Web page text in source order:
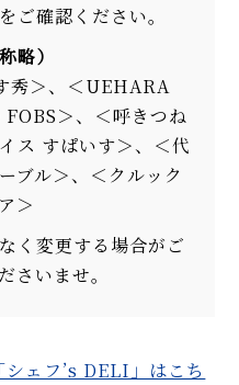
をご確認ください。
略）
秀＞、＜UEHARA
＞、＜呼きつね
ス すぱいす＞、＜代
ブル＞、＜クルック
＞
く変更する場合がご
さいませ。
ェフ’s DELI」はこち